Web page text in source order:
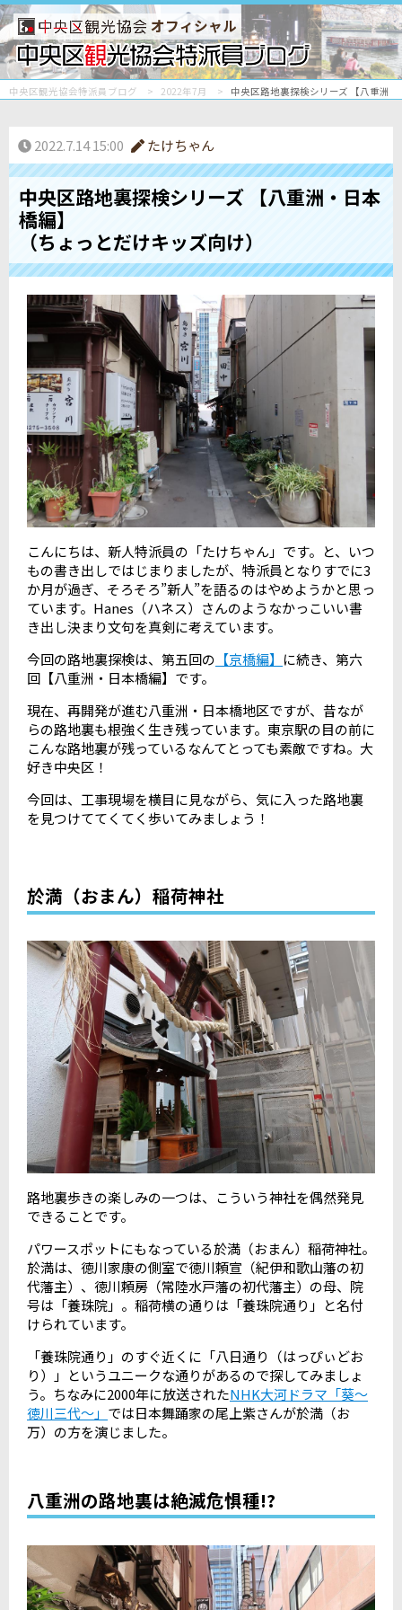
オフィシャル
中央区観光協会特派員ブログ 2022年7月 中央区路地裏探検シリーズ 【八重洲
2022.7.14 15:00 たけちゃん
中央区路地裏探検シリーズ 【八重洲・日本
橋編】
（ちょっとだけキッズ向け）
こんにちは、新人特派員の「たけちゃん」です。と、いつ
もの書き出しではじまりましたが、特派員となりすでに3
か月が過ぎ、そろそろ”新人”を語るのはやめようかと思っ
ています。Hanes（ハネス）さんのようなかっこいい書
き出し決まり文句を真剣に考えています。
今回の路地裏探検は、第五回の 【京橋編】 に続き、第六
回【八重洲・日本橋編】です。
現在、再開発が進む八重洲・日本橋地区ですが、昔なが
らの路地裏も根強く生き残っています。東京駅の目の前に
こんな路地裏が残っているなんてとっても素敵ですね。大
好き中央区！
今回は、工事現場を横目に見ながら、気に入った路地裏
を見つけててくてく歩いてみましょう！
於満（おまん）稲荷神社
路地裏歩きの楽しみの一つは、こういう神社を偶然発見
できることです。
パワースポットにもなっている於満（おまん）稲荷神社。
於満は、徳川家康の側室で徳川頼宣（紀伊和歌山藩の初
代藩主）、徳川頼房（常陸水戸藩の初代藩主）の母、院
号は「養珠院」。稲荷横の通りは「養珠院通り」と名付
けられています。
「養珠院通り」のすぐ近くに「八日通り（はっぴぃどお
り）」というユニークな通りがあるので探してみましょ
う。ちなみに2000年に放送されたNHK大河ドラマ「葵～
徳川三代～」 では日本舞踊家の尾上紫さんが於満（お
万）の方を演じました。
八重洲の路地裏は絶滅危惧種!?